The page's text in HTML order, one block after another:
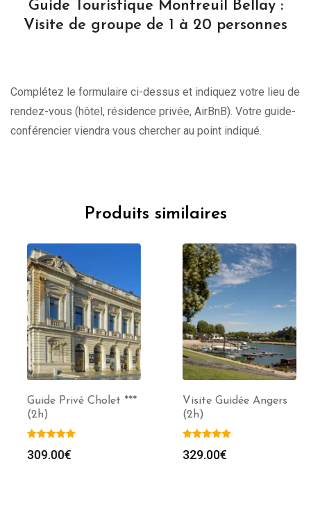
Guide Touristique Montreuil Bellay :
Visite de groupe de 1 à 20 personnes
Complétez le formulaire ci-dessus et indiquez votre lieu de
rendez-vous (hôtel, résidence privée, AirBnB). Votre guide-
conférencier viendra vous chercher au point indiqué.
Produits similaires
Guide Privé Cholet ***
(2h)
309.00€
Visite Guidée Angers
(2h)
329.00€